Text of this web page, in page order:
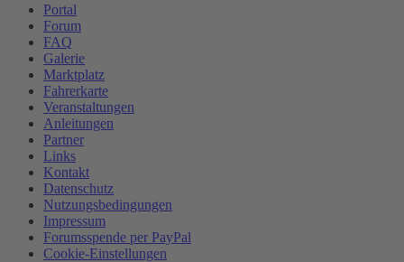
Portal
Forum
FAQ
Galerie
Marktplatz
Fahrerkarte
Veranstaltungen
Anleitungen
Partner
Links
Kontakt
Datenschutz
Nutzungsbedingungen
Impressum
Forumsspende per PayPal
Cookie-Einstellungen